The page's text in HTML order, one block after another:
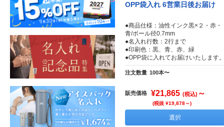
OPP袋入れ 6営業日後お届け
●商品仕様：油性インク黒×２・赤・
青/ボール径0.7mm
●名入れ行数：2行まで
●印刷色：黒、青、赤、緑
●OPP袋に入れてお届けいたします
注文数量 100本〜
販売価格 ¥21,865 (税込) ～
(税抜 ¥19,878～)
選択